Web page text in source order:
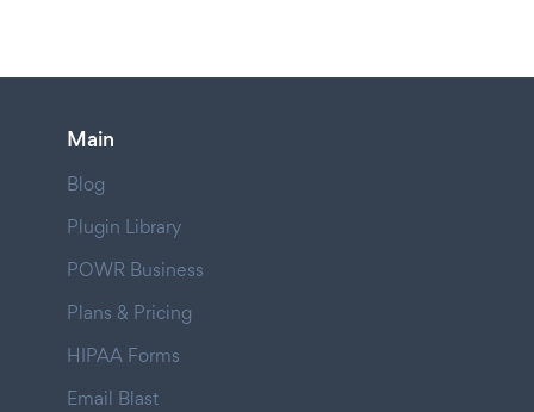
Main
Blog
Plugin Library
POWR Business
Plans & Pricing
HIPAA Forms
Email Blast